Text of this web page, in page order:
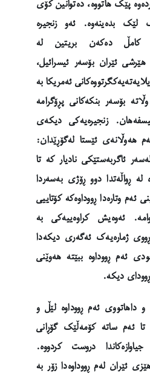
پێک هاتووە، دەتوانین کۆی
لێک بدەینەوە. ئەو زنجیرە
کامڵ دەکەن بریتین لە
ئێران بۆسەر ئیسرائیل،
ئەمریکا بە
بۆسەر بنکەکانی پڕۆگرامە
زنجیرەیەکی دیکەی
هەوڵانەی ئێستا لەگۆڕێدان:
ئاگربەستێکی نادیار کە تا
ڕواڵەتدا دوو ڕۆژی بەسەردا
ئەم وتارەدا ڕووداوەکە کۆتاییی
ئەوەیش کراوەییەکی بە
ژمارەیەک ئەگەری دیکەدا
ئەم ڕووداوە ببێتە هەوێنی
دیکە.
داهاتووی ئەم ڕووداوە لێڵ و
تا ئەم ساتە کۆمەڵێک گۆڕانی
دروست کردووە.
ئێران لەم ڕووداوەدا زۆر بە